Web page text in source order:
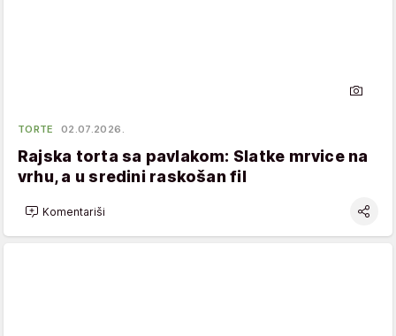
TORTE 02.07.2026.
Rajska torta sa pavlakom: Slatke mrvice na
vrhu, a u sredini raskošan fil
Komentariši